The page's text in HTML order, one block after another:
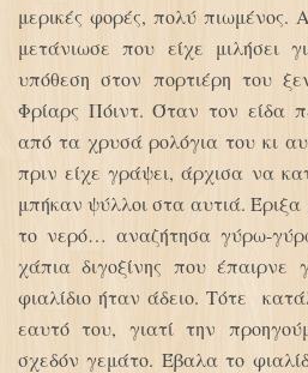
μερικές φορές, πολύ
μετάνιωσε που είχε μιλήσει
υπόθεση στον πορτιέρη του
Φρίαρς Πόιντ. Όταν τον είδα
από τα χρυσά ρολόγια του κι
πριν είχε γράψει, άρχισα να
μπήκαν ψύλλοι στα αυτιά.
το νερό… αναζήτησα γύρω-
χάπια διγοξίνης που
φιαλίδιο ήταν άδειο. Τότε
εαυτό του, γιατί την
σχεδόν γεμάτο. Έβαλα το